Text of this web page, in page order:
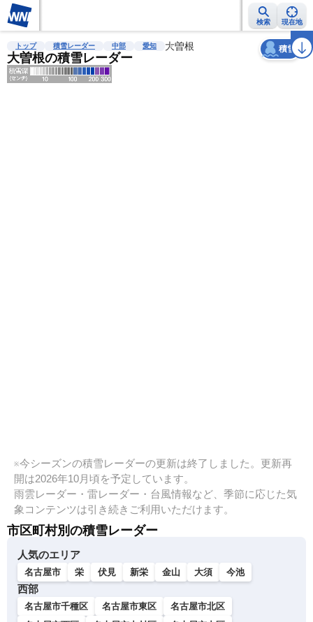
検索 現在地
雨雲レーダー 台風情報 地震情報 警報・注意報 2週間天気 ラ
トップ 積雪レーダー 中部 愛知 大曽根
大曽根の積雪レーダー
積雪
天気 台風
※今シーズンの積雪レーダーの更新は終了しました。更新再
開は2026年10月頃を予定しています。
雨雲レーダー・雷レーダー・台風情報など、季節に応じた気
象コンテンツは引き続きご利用いただけます。
市区町村別の積雪レーダー
人気のエリア
名古屋市 栄 伏見 新栄 金山 大須 今池
西部
名古屋市千種区 名古屋市東区
名古屋市北区